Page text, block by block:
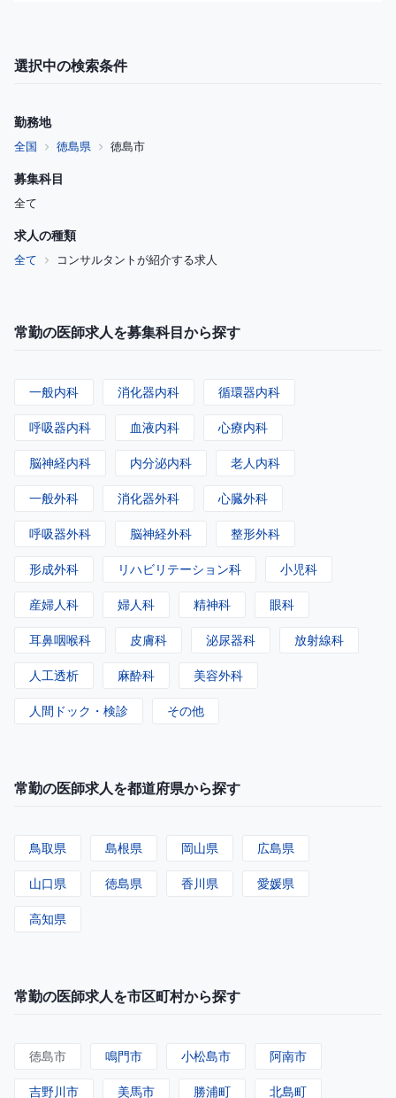
選択中の検索条件
勤務地
全国 徳島県 徳島市
募集科目
全て
求人の種類
全て コンサルタントが紹介する求人
常勤の医師求人を募集科目から探す
一般内科 消化器内科 循環器内科
呼吸器内科 血液内科 心療内科
脳神経内科 内分泌内科 老人内科
一般外科 消化器外科 心臓外科
呼吸器外科 脳神経外科 整形外科
形成外科 リハビリテーション科 小児科
産婦人科 婦人科 精神科 眼科
耳鼻咽喉科 皮膚科 泌尿器科 放射線科
人工透析 麻酔科 美容外科
人間ドック・検診 その他
常勤の医師求人を都道府県から探す
鳥取県 島根県 岡山県 広島県
山口県 徳島県 香川県 愛媛県
高知県
常勤の医師求人を市区町村から探す
徳島市 鳴門市 小松島市 阿南市
吉野川市 美馬市 勝浦町 北島町